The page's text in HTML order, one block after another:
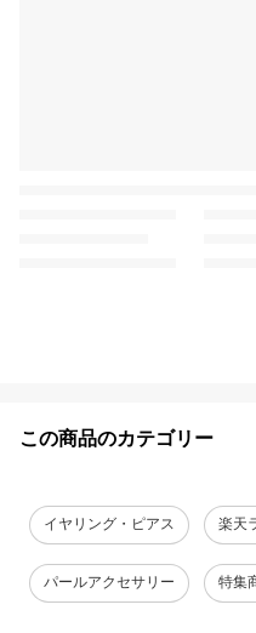
この商品のカテゴリー
イヤリング・ピアス 楽天
パールアクセサリー 特集